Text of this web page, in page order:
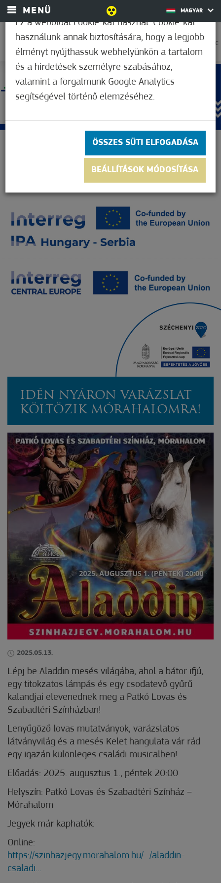
MENÜ MAGYAR
37,2°C
IDÉN NYÁRON VARÁZSLAT
KÖLTÖZIK MÓRAHALOMRA!
2025.05.13.
Lépj be Aladdin mesés világába, ahol a bátor ifjú,
egy titokzatos lámpás és egy csodatevő gyűrű
kalandjai elevenednek meg a Patkó Lovas és
Szabadtéri Színházban!
Lenyűgöző lovas mutatványok, varázslatos
látványvilág és a mesés Kelet hangulata vár rád
egy igazán különleges családi musicalben!
Előadás: 2025. augusztus 1., péntek 20:00
Helyszín: Patkó Lovas és Szabadtéri Színház –
Mórahalom
Jegyek már kaphatók:
Online:
https://szinhazjegy.morahalom.hu/.../aladdin-
csaladi...
Ez a weboldal cookie-kat használ. Cookie-kat
használunk annak biztosítására, hogy a legjobb
élményt nyújthassuk webhelyünkön a tartalom
és a hirdetések személyre szabásához,
valamint a forgalmunk Google Analytics
segítségével történő elemzéséhez.
ÖSSZES SÜTI ELFOGADÁSA
BEÁLLÍTÁSOK MÓDOSÍTÁSA